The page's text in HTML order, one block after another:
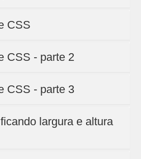
CSS
CSS - parte 2
CSS - parte 3
largura e altura